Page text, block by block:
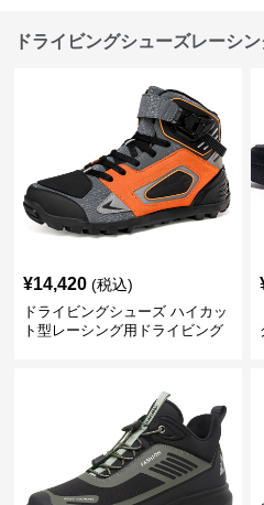
ドライビングシューズレーシ
¥14,420 (税込)
ドライビングシューズ ハイカッ
ト型レーシング用ドライビング